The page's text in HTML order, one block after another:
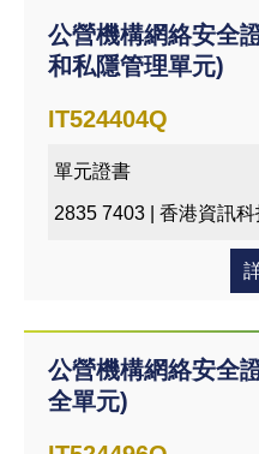
公營機構網絡安全
和私隱管理單元)
IT524404Q
單元證書
2835 7403 | 香港資訊
公營機構網絡安全
全單元)